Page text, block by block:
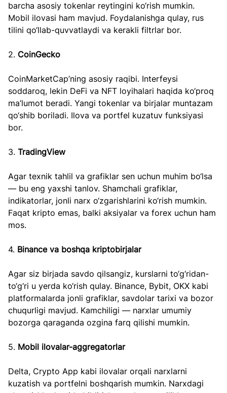
barcha asosiy tokenlar reytingini ko‘rish mumkin.
Mobil ilovasi ham mavjud. Foydalanishga qulay, rus
tilini qo‘llab-quvvatlaydi va kerakli filtrlar bor.
2. CoinGecko
CoinMarketCap’ning asosiy raqibi. Interfeysi
soddaroq, lekin DeFi va NFT loyihalari haqida ko‘proq
ma’lumot beradi. Yangi tokenlar va birjalar muntazam
qo‘shib boriladi. Ilova va portfel kuzatuv funksiyasi
bor.
3. TradingView
Agar texnik tahlil va grafiklar sen uchun muhim bo‘lsa
— bu eng yaxshi tanlov. Shamchali grafiklar,
indikatorlar, jonli narx o‘zgarishlarini ko‘rish mumkin.
Faqat kripto emas, balki aksiyalar va forex uchun ham
mos.
4. Binance va boshqa kriptobirjalar
Agar siz birjada savdo qilsangiz, kurslarni to‘g‘ridan-
to‘g‘ri u yerda ko‘rish qulay. Binance, Bybit, OKX kabi
platformalarda jonli grafiklar, savdolar tarixi va bozor
chuqurligi mavjud. Kamchiligi — narxlar umumiy
bozorga qaraganda ozgina farq qilishi mumkin.
5. Mobil ilovalar-aggregatorlar
Delta, Crypto App kabi ilovalar orqali narxlarni
kuzatish va portfelni boshqarish mumkin. Narxdagi